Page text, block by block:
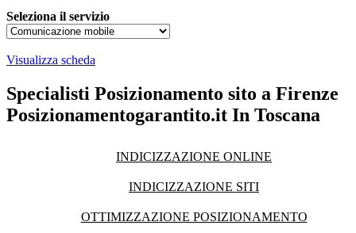
Seleziona il servizio
Visualizza scheda
Specialisti Posizionamento sito a Firenze
Posizionamentogarantito.it In Toscana
INDICIZZAZIONE ONLINE
INDICIZZAZIONE SITI
OTTIMIZZAZIONE POSIZIONAMENTO